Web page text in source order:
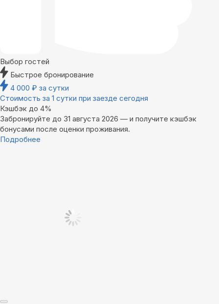
Выбор гостей
Быстрое бронирование
4 000 ₽ за сутки
Стоимость за 1 сутки при заезде сегодня
Кэшбэк до 4%
Забронируйте до 31 августа 2026 — и получите кэшбэк
бонусами после оценки проживания.
Подробнее